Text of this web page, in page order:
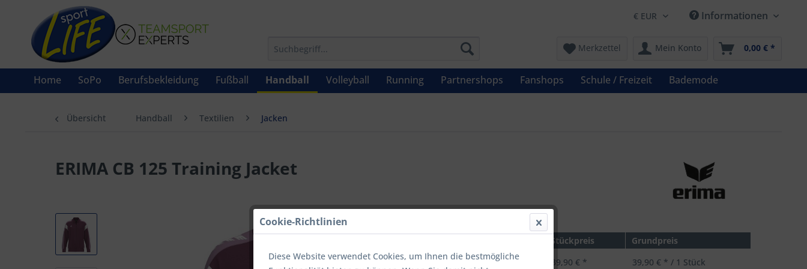
Informationen
Merkzettel Mein Konto 0,00 € *
Home SoPo Berufsbekleidung Fußball Handball Volleyball Running Partnershops Fanshops Schule / Freizeit Bademode
Übersicht Handball Textilien Jacken
ERIMA CB 125 Training Jacket
UVP: 49,99 € *
Stückpreis
Grundpreis
bis9 39,90 € * 39,90 € * / 1 Stück
Cookie-Richtlinien
Diese Website verwendet Cookies, um Ihnen die bestmögliche